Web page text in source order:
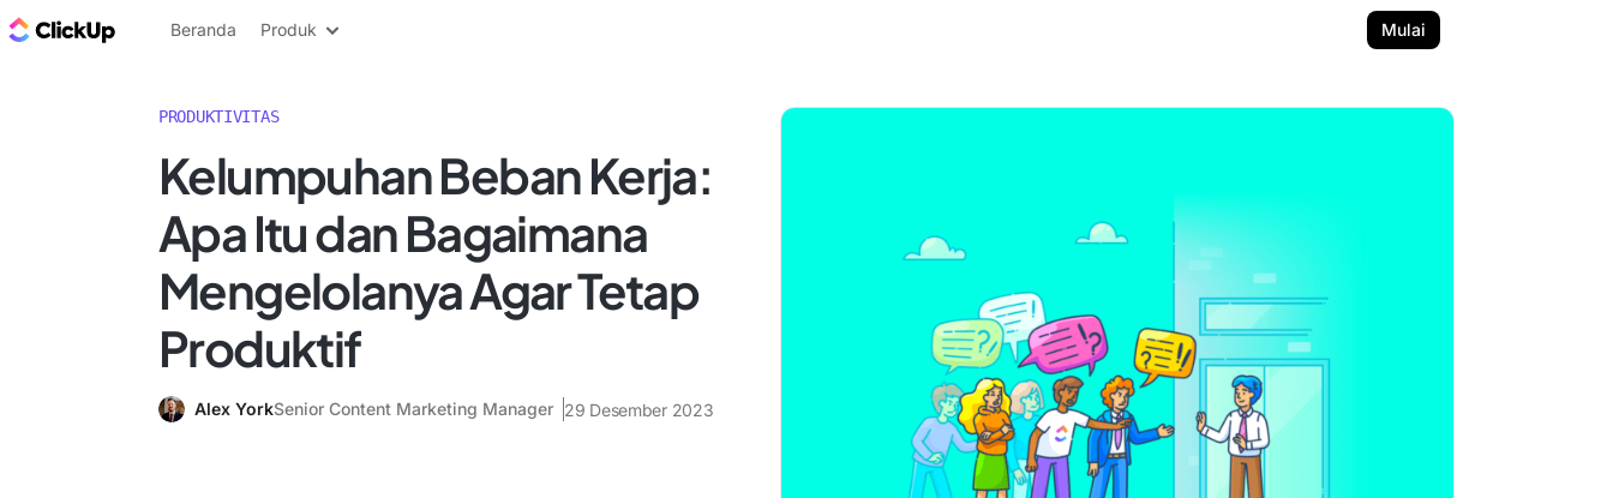
Blog ClickUp
Beranda Produk Mulai
PRODUKTIVITAS
Kelumpuhan Beban Kerja:
Apa Itu dan Bagaimana
Mengelolanya Agar Tetap
Produktif
Alex YorkSenior Content Marketing Manager 29 Desember 2023